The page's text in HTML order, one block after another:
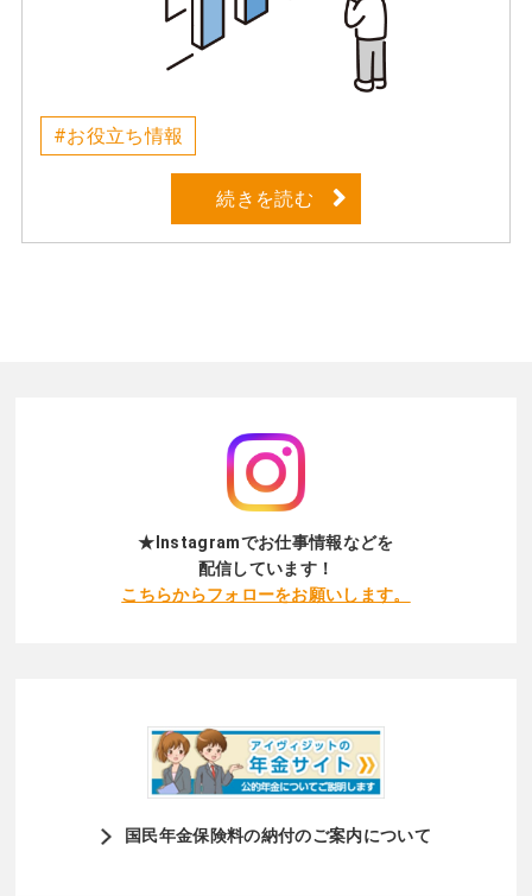
#お役立ち情報
続きを読む
★Instagramでお仕事情報などを
配信しています！
こちらからフォローをお願いします。
国民年金保険料の納付のご案内について